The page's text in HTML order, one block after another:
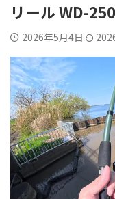
リール WD-
2026年5月4日